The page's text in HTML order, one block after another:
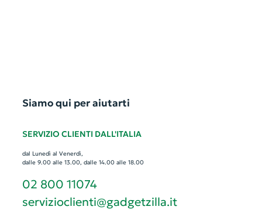
Siamo qui per aiutarti
SERVIZIO CLIENTI DALL'ITALIA
dal Lunedì al Venerdì,
dalle 9.00 alle 13.00, dalle 14.00 alle 18.00
02 800 11074
servizioclienti@gadgetzilla.it